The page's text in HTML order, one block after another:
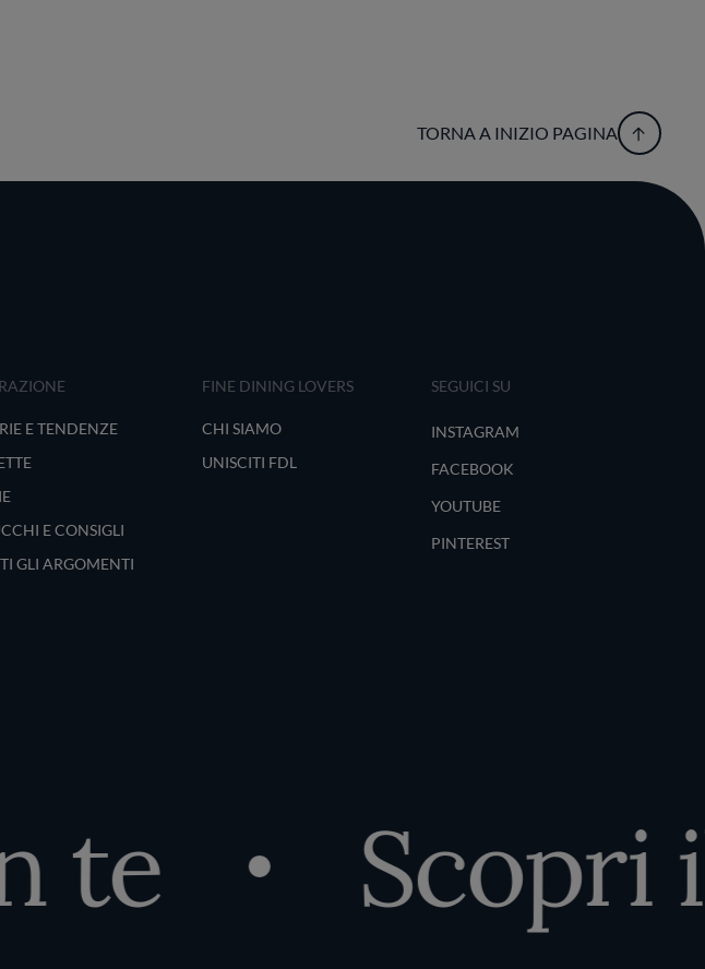
TORNA A INIZIO PAGINA
E TENDENZE
E CONSIGLI
GLI ARGOMENTI
FINE DINING LOVERS
CHI SIAMO
UNISCITI FDL
SEGUICI SU
INSTAGRAM
FACEBOOK
YOUTUBE
PINTEREST
Scopri